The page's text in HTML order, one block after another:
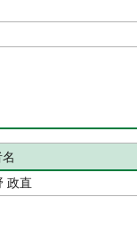
政直